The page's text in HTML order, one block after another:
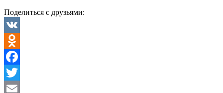
Поделиться с друзьями:
VK
Odnoklassniki
Facebook
Twitter